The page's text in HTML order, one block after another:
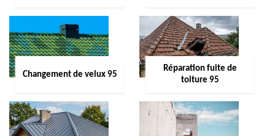
Changement de velux 95
Réparation fuite de
toiture 95